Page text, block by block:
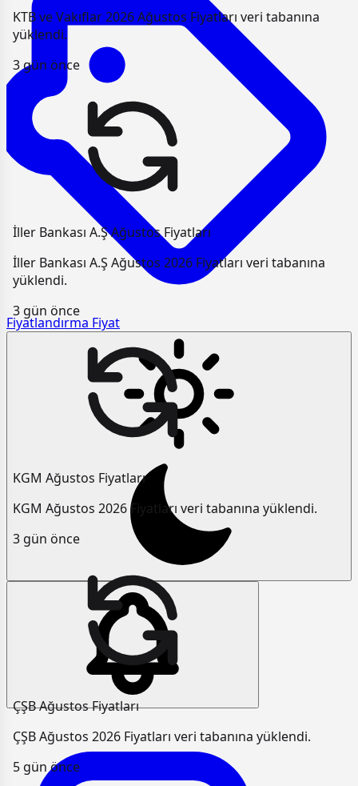
Fiyatlandırma Fiyat
KTB ve Vakıflar 2026 Ağustos Fiyatları veri tabanına
yüklendi.
3 gün önce
İller Bankası A.Ş Ağustos Fiyatları
İller Bankası A.Ş Ağustos 2026 Fiyatları veri tabanına
yüklendi.
3 gün önce
KGM Ağustos Fiyatları
KGM Ağustos 2026 Fiyatları veri tabanına yüklendi.
3 gün önce
ÇŞB Ağustos Fiyatları
ÇŞB Ağustos 2026 Fiyatları veri tabanına yüklendi.
5 gün önce